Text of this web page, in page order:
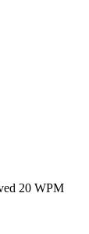
20 WPM